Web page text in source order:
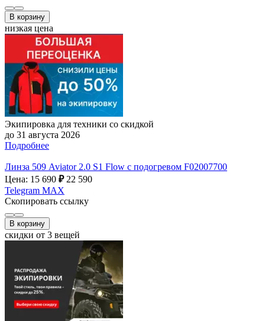
В корзину
низкая цена
Экипировка для техники со скидкой
до 31 августа 2026
Подробнее
Линза 509 Aviator 2.0 S1 Flow с подогревом F02007700
Цена: 15 690 ₽ 22 590
Telegram MAX
Скопировать ссылку
В корзину
скидки от 3 вещей